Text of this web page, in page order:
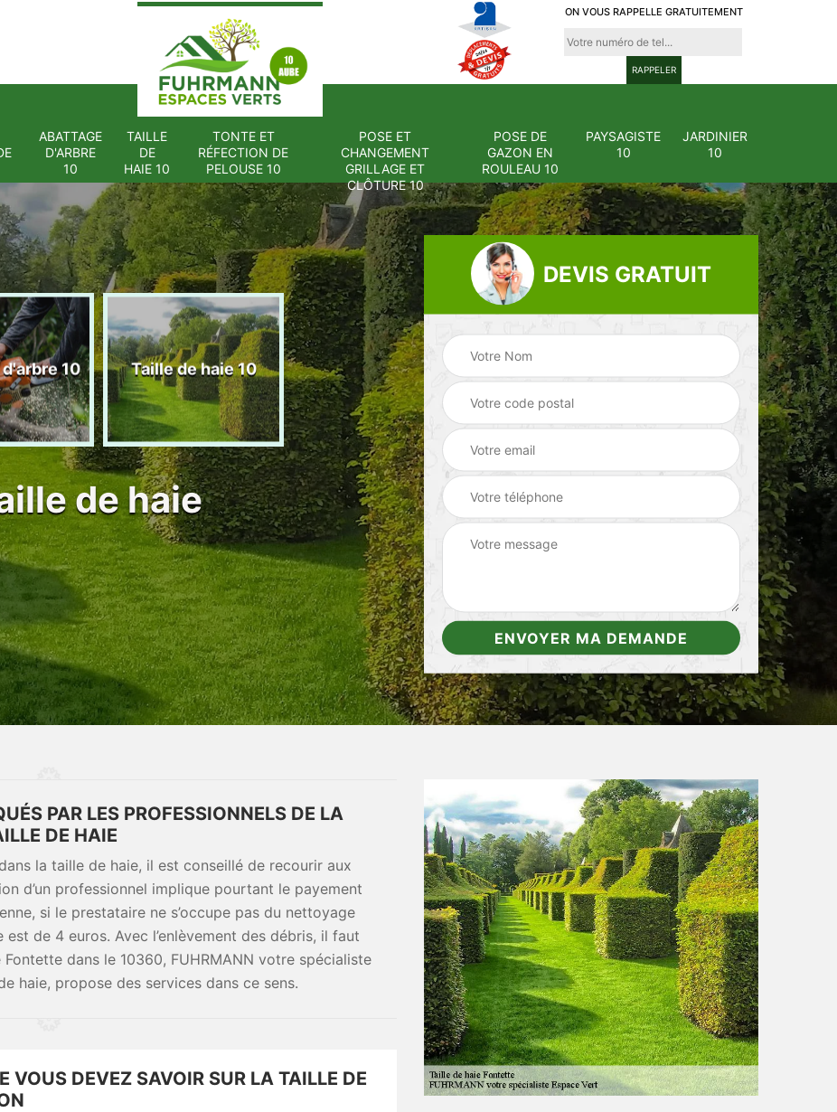
ON VOUS RAPPELLE GRATUITEMENT
ABATTAGE
D'ARBRE
10
TAILLE
DE
HAIE 10
TONTE ET
RÉFECTION DE
PELOUSE 10
POSE ET
CHANGEMENT
GRILLAGE ET
CLÔTURE 10
POSE DE
GAZON EN
ROULEAU 10
PAYSAGISTE
10
JARDINIER
10
10 Taille de haie 10
Tonte et réfection
de pelouse 10
changement
grillage et clôture
10
Pose de gazon en
rouleau 10
de haie
DEVIS GRATUIT
PAR LES PROFESSIONNELS DE LA
DE HAIE
la taille de haie, il est conseillé de recourir aux
d’un professionnel implique pourtant le payement
si le prestataire ne s’occupe pas du nettoyage
de 4 euros. Avec l’enlèvement des débris, il faut
dans le 10360, FUHRMANN votre spécialiste
haie, propose des services dans ce sens.
VOUS DEVEZ SAVOIR SUR LA TAILLE DE